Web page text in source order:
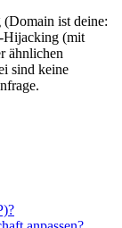
ist deine:
Hijacking (mit
ähnlichen
sind keine